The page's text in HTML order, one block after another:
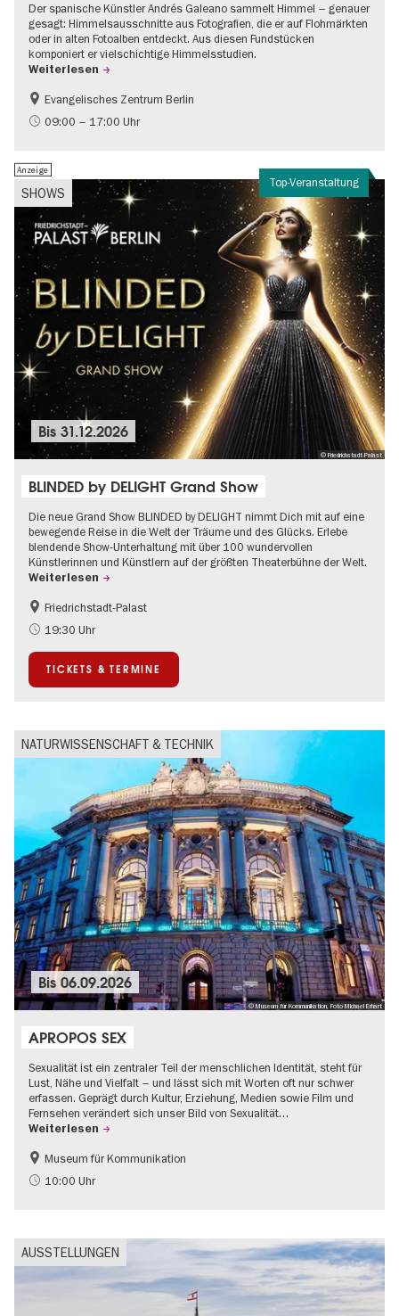
Der spanische Künstler Andrés Galeano sammelt Himmel – genauer
gesagt: Himmelsausschnitte aus Fotografien, die er auf Flohmärkten
oder in alten Fotoalben entdeckt. Aus diesen Fundstücken
komponiert er vielschichtige Himmelsstudien.
Weiterlesen
Gratis
Evangelisches Zentrum Berlin
09:00 – 17:00 Uhr
Top-Veranstaltung
SHOWS
Anzeige
© Friedrichstadt-Palast
Bis31.12.2026
BLINDED by DELIGHT Grand Show
Die neue Grand Show BLINDED by DELIGHT nimmt Dich mit auf eine
bewegende Reise in die Welt der Träume und des Glücks. Erlebe
blendende Show-Unterhaltung mit über 100 wundervollen
Künstlerinnen und Künstlern auf der größten Theaterbühne der Welt.
Weiterlesen
Barrierefrei
International
Friedrichstadt-Palast
19:30 Uhr
TICKETS & TERMINE
NATURWISSENSCHAFT & TECHNIK
© Museum für Kommunikation, Foto Michael Erhart
Bis06.09.2026
APROPOS SEX
Sexualität ist ein zentraler Teil der menschlichen Identität, steht für
Lust, Nähe und Vielfalt – und lässt sich mit Worten oft nur schwer
erfassen. Geprägt durch Kultur, Erziehung, Medien sowie Film und
Fernsehen verändert sich unser Bild von Sexualität…
Weiterlesen
Politik & Gesellschaft
Teenager
Museum für Kommunikation
10:00 Uhr
AUSSTELLUNGEN